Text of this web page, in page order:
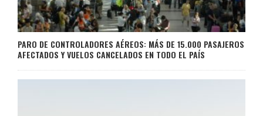
PARO DE CONTROLADORES AÉREOS: MÁS DE 15.000 PASAJEROS
AFECTADOS Y VUELOS CANCELADOS EN TODO EL PAÍS